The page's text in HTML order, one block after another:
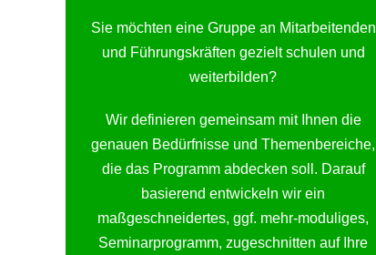
Sie möchten eine Gruppe an Mitarbeitenden
und Führungskräften gezielt schulen und
weiterbilden?
Wir definieren gemeinsam mit Ihnen die
genauen Bedürfnisse und Themenbereiche,
die das Programm abdecken soll. Darauf
basierend entwickeln wir ein
maßgeschneidertes, ggf. mehr-moduliges,
Seminarprogramm, zugeschnitten auf Ihre